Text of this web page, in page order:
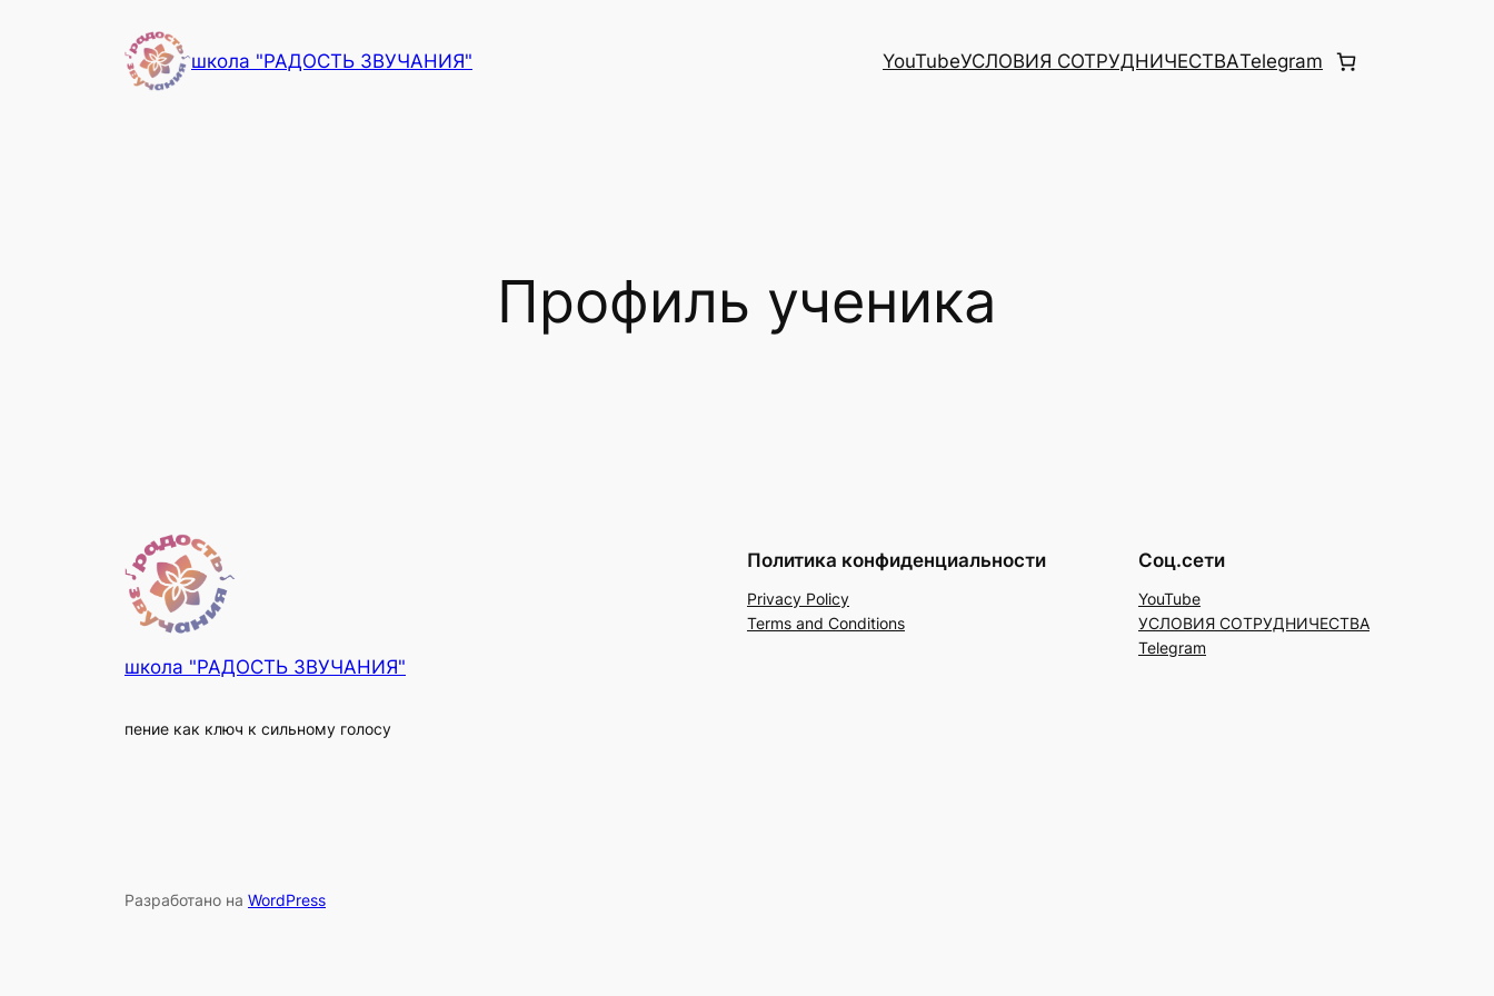
содержимому
школа "РАДОСТЬ ЗВУЧАНИЯ" YouTubeУСЛОВИЯ СОТРУДНИЧЕСТВАTelegram
Профиль ученика
школа "РАДОСТЬ ЗВУЧАНИЯ"
пение как ключ к сильному голосу
Политика конфиденциальности
Privacy Policy
Terms and Conditions
Соц.сети
YouTube
УСЛОВИЯ СОТРУДНИЧЕСТВА
Telegram
Разработано на WordPress